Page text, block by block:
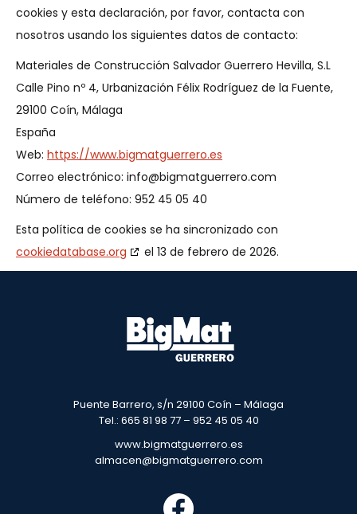
cookies y esta declaración, por favor, contacta con
nosotros usando los siguientes datos de contacto:
Materiales de Construcción Salvador Guerrero Hevilla, S.L
Calle Pino nº 4, Urbanización Félix Rodríguez de la Fuente,
29100 Coín, Málaga
España
Web: https://www.bigmatguerrero.es
Correo electrónico: info@bigmatguerrero.com
Número de teléfono: 952 45 05 40
Esta política de cookies se ha sincronizado con
cookiedatabase.org
el 13 de febrero de 2026.
Puente Barrero, s/n 29100 Coín – Málaga
Tel.: 665 81 98 77 – 952 45 05 40
www.bigmatguerrero.es
almacen@bigmatguerrero.com